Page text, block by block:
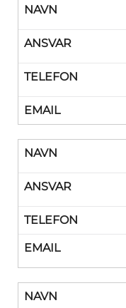
NAVN
ANSVAR
TELEFON
EMAIL
NAVN
ANSVAR
TELEFON
EMAIL
NAVN